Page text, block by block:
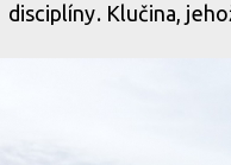
disciplíny. Klučina,